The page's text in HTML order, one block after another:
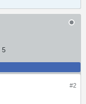
5
#2